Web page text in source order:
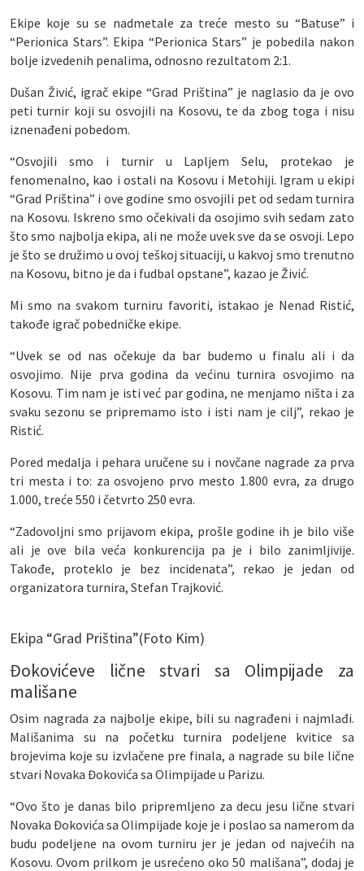
Ekipe koje su se nadmetale za treće mesto su “Batuse” i
“Perionica Stars”. Ekipa “Perionica Stars” je pobedila nakon
bolje izvedenih penalima, odnosno rezultatom 2:1.
Dušan Živić, igrač ekipe “Grad Priština” je naglasio da je ovo
peti turnir koji su osvojili na Kosovu, te da zbog toga i nisu
iznenađeni pobedom.
“Osvojili smo i turnir u Lapljem Selu, protekao je
fenomenalno, kao i ostali na Kosovu i Metohiji. Igram u ekipi
“Grad Priština” i ove godine smo osvojili pet od sedam turnira
na Kosovu. Iskreno smo očekivali da osojimo svih sedam zato
što smo najbolja ekipa, ali ne može uvek sve da se osvoji. Lepo
je što se družimo u ovoj teškoj situaciji, u kakvoj smo trenutno
na Kosovu, bitno je da i fudbal opstane”, kazao je Živić.
Mi smo na svakom turniru favoriti, istakao je Nenad Ristić,
takođe igrač pobedničke ekipe.
“Uvek se od nas očekuje da bar budemo u finalu ali i da
osvojimo. Nije prva godina da većinu turnira osvojimo na
Kosovu. Tim nam je isti već par godina, ne menjamo ništa i za
svaku sezonu se pripremamo isto i isti nam je cilj”, rekao je
Ristić.
Pored medalja i pehara uručene su i novčane nagrade za prva
tri mesta i to: za osvojeno prvo mesto 1.800 evra, za drugo
1.000, treće 550 i četvrto 250 evra.
“Zadovoljni smo prijavom ekipa, prošle godine ih je bilo više
ali je ove bila veća konkurencija pa je i bilo zanimljivije.
Takođe, proteklo je bez incidenata”, rekao je jedan od
organizatora turnira, Stefan Trajković.
Ekipa “Grad Priština”(Foto Kim)
Đokovićeve lične stvari sa Olimpijade za
mališane
Osim nagrada za najbolje ekipe, bili su nagrađeni i najmlađi.
Mališanima su na početku turnira podeljene kvitice sa
brojevima koje su izvlačene pre finala, a nagrade su bile lične
stvari Novaka Đokovića sa Olimpijade u Parizu.
“Ovo što je danas bilo pripremljeno za decu jesu lične stvari
Novaka Đokovića sa Olimpijade koje je i poslao sa namerom da
budu podeljene na ovom turniru jer je jedan od najvećih na
Kosovu. Ovom prilkom je usrećeno oko 50 mališana”, dodaj je